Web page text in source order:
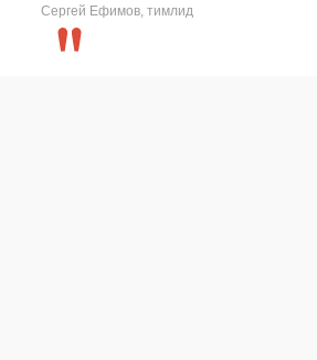
Сергей Ефимов, тимлид